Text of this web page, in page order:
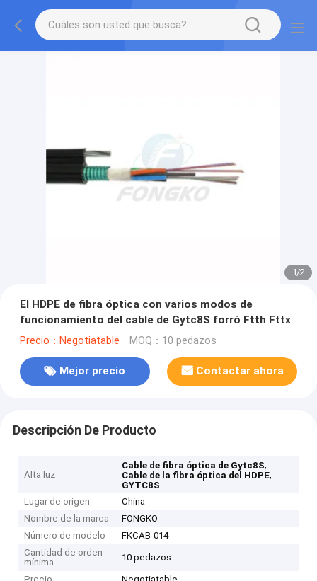
1/2
El HDPE de fibra óptica con varios modos de
funcionamiento del cable de Gytc8S forró Ftth Fttx
Precio：Negotiatable MOQ：10 pedazos
Mejor precio Contactar ahora
Descripción De Producto
Alta luz
Cable de fibra óptica de Gytc8S,
Cable de la fibra óptica del HDPE,
GYTC8S
Lugar de origen
China
Nombre de la marca
FONGKO
Número de modelo
FKCAB-014
Cantidad de orden
mínima
10 pedazos